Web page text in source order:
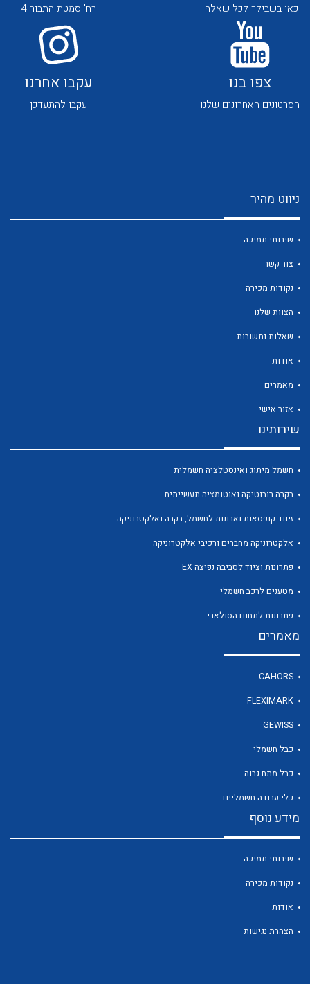
לכל מוצרי היצרן לכל מוצרי היצרן
לכל מוצרי היצרן
לכל מוצרי היצרן לכל מוצרי היצרן
כאן בשבילך לכל שאלה רח' סמטת התבור 4
צפו בנו
הסרטונים האחרונים שלנו
עקבו אחרנו
עקבו להתעדכן
ניווט מהיר
שירותי תמיכה
צור קשר
נקודות מכירה
הצוות שלנו
שאלות ותשובות
אודות
מאמרים
אזור אישי
שירותינו
חשמל מיתוג ואינסטלציה חשמלית
בקרה רובוטיקה ואוטומציה תעשייתית
זיווד קופסאות וארונות לחשמל, בקרה ואלקטרוניקה
אלקטרוניקה מחברים ורכיבי אלקטרוניקה
פתרונות וציוד לסביבה נפיצה EX
מטענים לרכב חשמלי
פתרונות לתחום הסולארי
מאמרים
CAHORS
FLEXIMARK
GEWISS
כבל חשמלי
כבל מתח גבוה
כלי עבודה חשמליים
מידע נוסף
שירותי תמיכה
נקודות מכירה
אודות
הצהרת נגישות